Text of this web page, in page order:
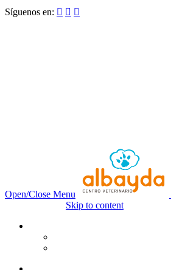
Síguenos en:   
Open/Close Menu
Skip to content